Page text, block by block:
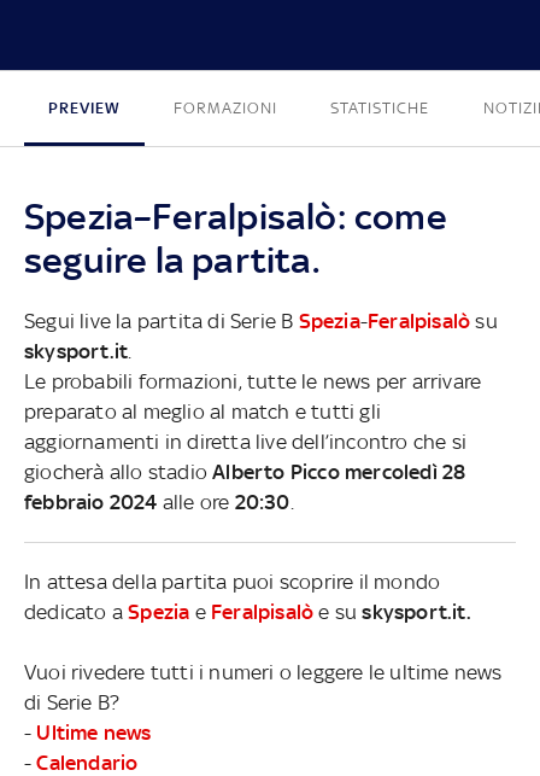
PREVIEW FORMAZIONI STATISTICHE
Spezia–Feralpisalò: come
seguire la partita.
Segui live la partita di Serie B Spezia-Feralpisalò su
skysport.it
Le probabili formazioni, tutte le news per arrivare
preparato al meglio al match e tutti gli
aggiornamenti in diretta live dell’incontro che si
giocherà allo stadioAlberto Picco mercoledì 28
febbraio 2024 alle ore 20:30
In attesa della partita puoi scoprire il mondo
dedicato aSpezia e Feralpisalò e suskysport.it.
Vuoi rivedere tutti i numeri o leggere le ultime news
di Serie B?
- Ultime news
-Calendario